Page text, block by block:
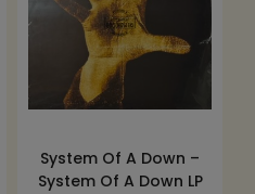
System Of A Down –
System Of A Down LP